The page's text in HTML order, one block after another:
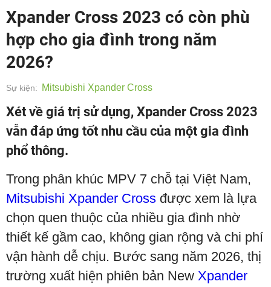
Xpander Cross 2023 có còn phù
hợp cho gia đình trong năm
2026?
Sự kiện: Mitsubishi Xpander Cross
Xét về giá trị sử dụng, Xpander Cross 2023
vẫn đáp ứng tốt nhu cầu của một gia đình
phổ thông.
Trong phân khúc MPV 7 chỗ tại Việt Nam,
Mitsubishi Xpander Cross được xem là lựa
chọn quen thuộc của nhiều gia đình nhờ
thiết kế gầm cao, không gian rộng và chi phí
vận hành dễ chịu. Bước sang năm 2026, thị
trường xuất hiện phiên bản New Xpander